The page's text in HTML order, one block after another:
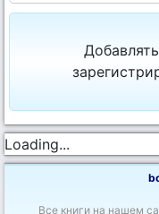
Loading...
Все книги на нашем